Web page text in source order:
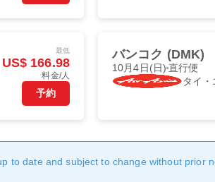
最低
US$ 166.98
料金/人
予約
バンコク (DMK)
10月4日(日)直行便
タイ
to date and subject to change without prior